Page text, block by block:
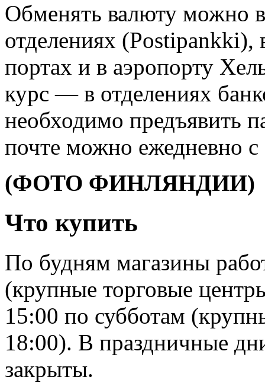
Обменять валюту можно
отделениях (Postipankki),
портах и в аэропорту
курс — в отделениях
необходимо предъявить
почте можно ежедневно
(ФОТО ФИНЛЯНДИИ)
Что купить
По будням магазины
(крупные торговые
15:00 по субботам
18:00). В праздничные
закрыты.